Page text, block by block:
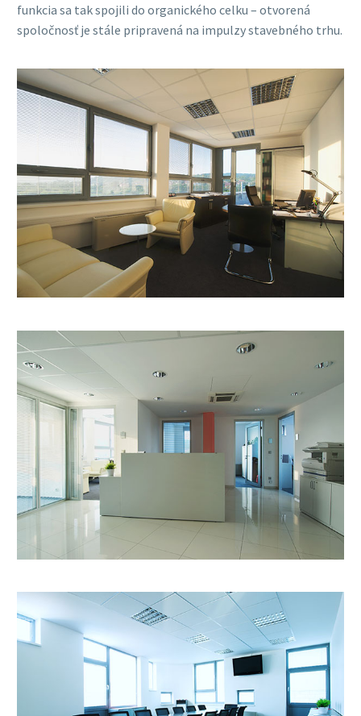
funkcia sa tak spojili do organického celku – otvorená
spoločnosť je stále pripravená na impulzy stavebného trhu.